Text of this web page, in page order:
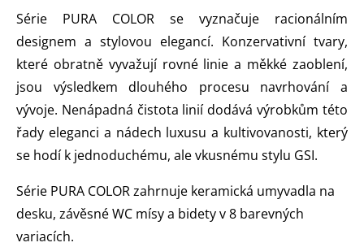
Série PURA COLOR se vyznačuje racionálním
designem a stylovou elegancí. Konzervativní tvary,
které obratně vyvažují rovné linie a měkké zaoblení,
jsou výsledkem dlouhého procesu navrhování a
vývoje. Nenápadná čistota linií dodává výrobkům této
řady eleganci a nádech luxusu a kultivovanosti, který
se hodí k jednoduchému, ale vkusnému stylu GSI.
Série PURA COLOR zahrnuje keramická umyvadla na
desku, závěsné WC mísy a bidety v 8 barevných
variacích.